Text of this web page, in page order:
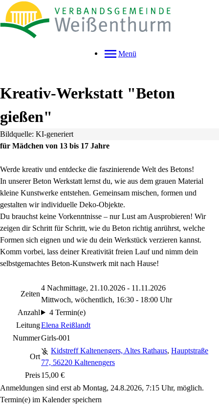
Menü
Kreativ-Werkstatt "Beton
gießen"
Bildquelle: KI-generiert
für Mädchen von 13 bis 17 Jahre
Werde kreativ und entdecke die faszinierende Welt des Betons!
In unserer Beton Werkstatt lernst du, wie aus dem grauen Material
kleine Kunstwerke entstehen. Gemeinsam mischen, formen und
gestalten wir individuelle Deko-Objekte.
Du brauchst keine Vorkenntnisse – nur Lust am Ausprobieren! Wir
zeigen dir Schritt für Schritt, wie du Beton richtig anrührst, welche
Formen sich eignen und wie du dein Werkstück verzieren kannst.
Komm vorbei, lass deiner Kreativität freien Lauf und nimm dein
selbstgemachtes Beton-Kunstwerk mit nach Hause!
Zeiten
4 Nachmittage, 21.10.2026 - 11.11.2026
Mittwoch, wöchentlich, 16:30 - 18:00 Uhr
Anzahl
4 Termin(e)
LeitungElena Reißlandt
NummerGirls-001
Ort
Kidstreff Kaltenengers, Altes Rathaus, Hauptstraße
77, 56220 Kaltenengers
Preis15,00 €
Anmeldungen sind erst ab Montag, 24.8.2026, 7:15 Uhr, möglich.
Termin(e) im Kalender speichern